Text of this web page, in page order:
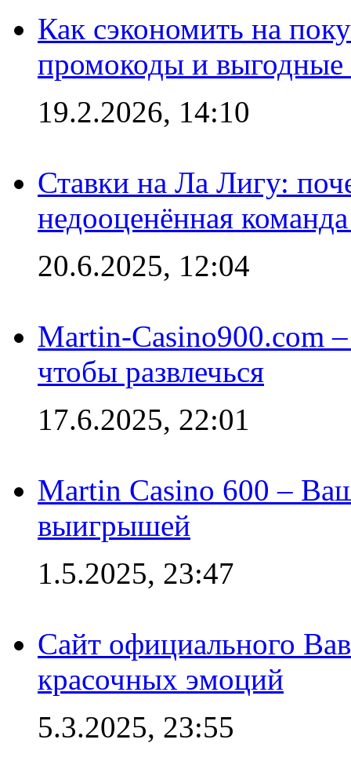
Как сэкономить на
промокоды и выгодные
19.2.2026, 14:10
Ставки на Ла Лигу:
недооценённая
20.6.2025, 12:04
Martin-Casino900.com
чтобы развлечься
17.6.2025, 22:01
Martin Casino 600 –
выигрышей
1.5.2025, 23:47
Сайт официального
красочных эмоций
5.3.2025, 23:55